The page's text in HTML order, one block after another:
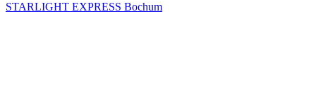
STARLIGHT EXPRESS Bochum